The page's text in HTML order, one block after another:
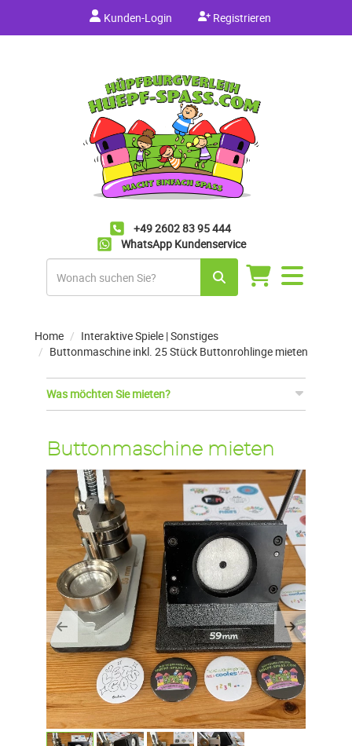
Kunden-Login Registrieren
+49 2602 83 95 444
WhatsApp Kundenservice
Navigation
umschalten
Home
Interaktive Spiele | Sonstiges
Buttonmaschine inkl. 25 Stück Buttonrohlinge mieten
Was möchten Sie mieten?
Buttonmaschine mieten
Previous Next